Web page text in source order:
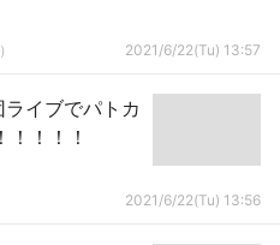
2021/6/22(Tu) 13:57
ライブでパトカ
！！！
2021/6/22(Tu) 13:56